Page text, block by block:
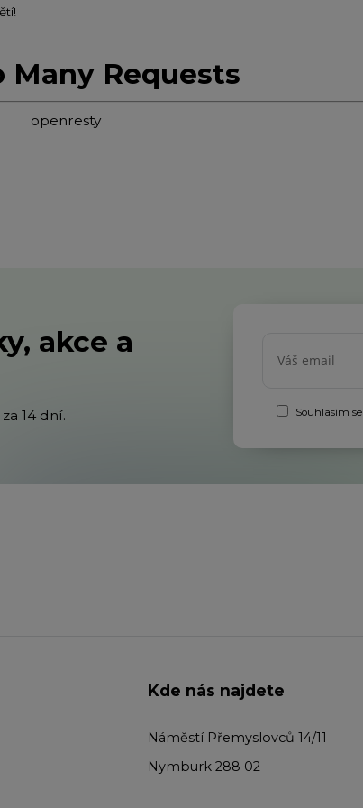
Many Requests
openresty
akce a
14 dní. Souhlasím se
Kde nás najdete
Náměstí Přemyslovců 14/11
Nymburk 288 02